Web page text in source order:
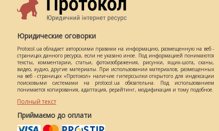
Юридические оговорки
Protocol.ua обладает авторскими правами на информацию, размещенную на веб -
страницах данного ресурса, если не указано иное. Под информацией понимаются
тексты, комментарии, статьи, фотоизображения, рисунки, ящик-шота, сканы,
видео, аудио, другие материалы. При использовании материалов, размещенных
на веб - страницах «Протокол» наличие гиперссылки открытого для индексации
поисковыми системами на protocol.ua обязательна. Под использованием
понимается копирования, адаптация, рерайтинг, модификация и тому подобное.
Полный текст
Приймаємо до оплати